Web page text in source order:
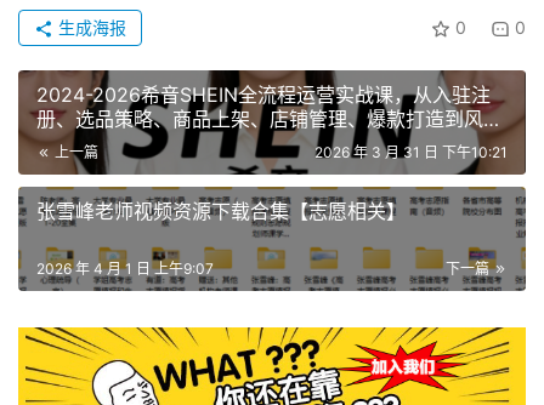
0 0
生成海报
2024-2026希音SHEIN全流程运营实战课，从入驻注
册、选品策略、商品上架、店铺管理、爆款打造到风险
规避上一篇 2026 年 3 月 31 日 下午10:21
张雪峰老师视频资源下载合集【志愿相关】
下一篇
2026 年 4 月 1 日 上午9:07